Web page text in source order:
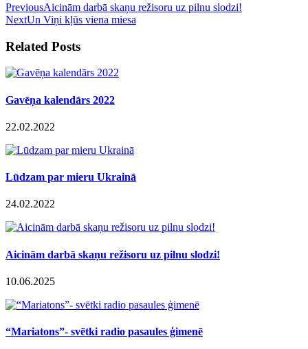
PreviousAicinām darbā skaņu režisoru uz pilnu slodzi!
NextUn Viņi kļūs viena miesa
Related Posts
Gavēņa kalendārs 2022
22.02.2022
Lūdzam par mieru Ukrainā
24.02.2022
Aicinām darbā skaņu režisoru uz pilnu slodzi!
10.06.2025
“Mariatons”- svētki radio pasaules ģimenē